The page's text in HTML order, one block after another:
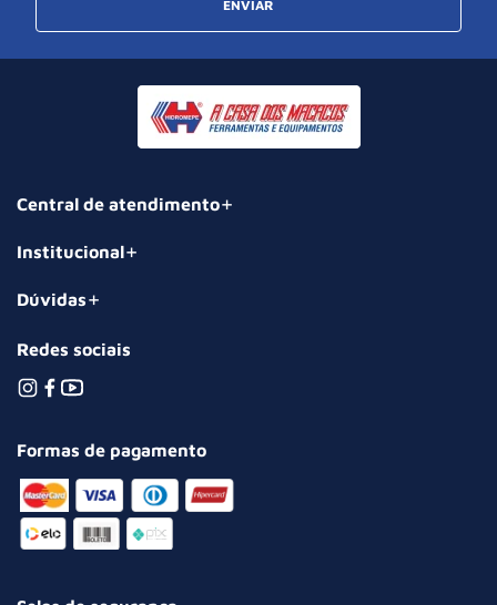
ENVIAR
Central de atendimento
Institucional
Dúvidas
Redes sociais
Formas de pagamento